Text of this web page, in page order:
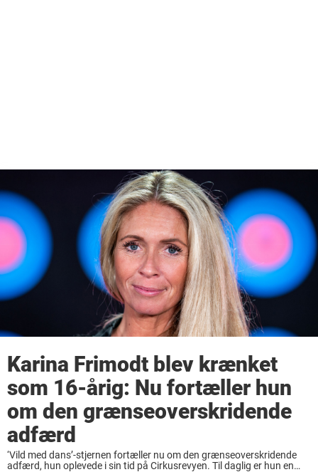
Karina Frimodt blev krænket
som 16-årig: Nu fortæller hun
om den grænseoverskridende
adfærd
‘Vild med dans’-stjernen fortæller nu om den grænseoverskridende
adfærd, hun oplevede i sin tid på Cirkusrevyen. Til daglig er hun en